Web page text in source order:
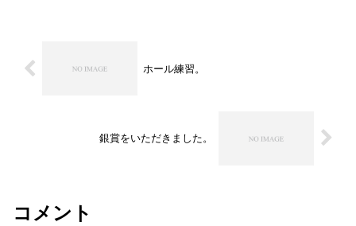
ホール練習。
銀賞をいただきました。
コメント